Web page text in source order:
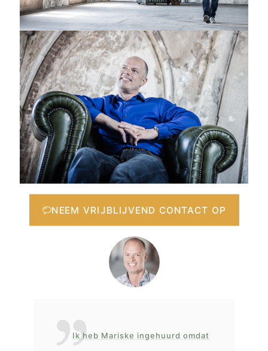
NEEM VRIJBLIJVEND CONTACT OP
Ik heb Mariske ingehuurd omdat